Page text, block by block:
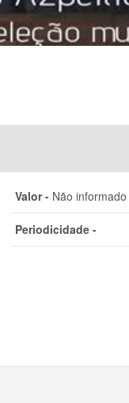
Valor -Não informado
Periodicidade -